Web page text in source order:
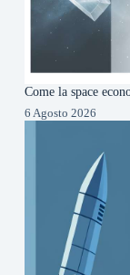
Come la space
6 Agosto 2026